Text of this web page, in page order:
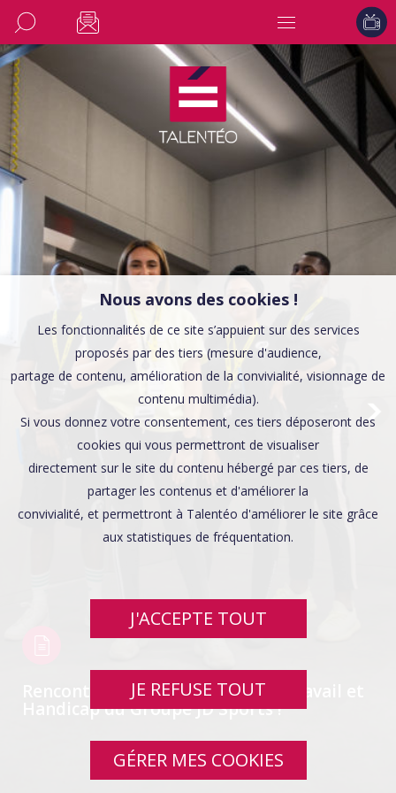
CONSEILS EMPLOI
Rencontrez la Mission Santé au Travail et
Handicap du Groupe JD Sports !
Affaires sensibles
Nous avons des cookies !
Les fonctionnalités de ce site s’appuient sur des services
proposés par des tiers (mesure d'audience,
partage de contenu, amélioration de la convivialité, visionnage de
contenu multimédia).
Si vous donnez votre consentement, ces tiers déposeront des
cookies qui vous permettront de visualiser
directement sur le site du contenu hébergé par ces tiers, de
partager les contenus et d'améliorer la
convivialité, et permettront à Talentéo d'améliorer le site grâce
aux statistiques de fréquentation.
J'ACCEPTE TOUT
JE REFUSE TOUT
GÉRER MES COOKIES